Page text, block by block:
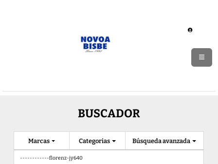
BUSCADOR
Categorias
Marcas Búsqueda avanzada